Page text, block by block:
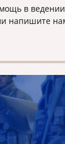
в ведении
напишите